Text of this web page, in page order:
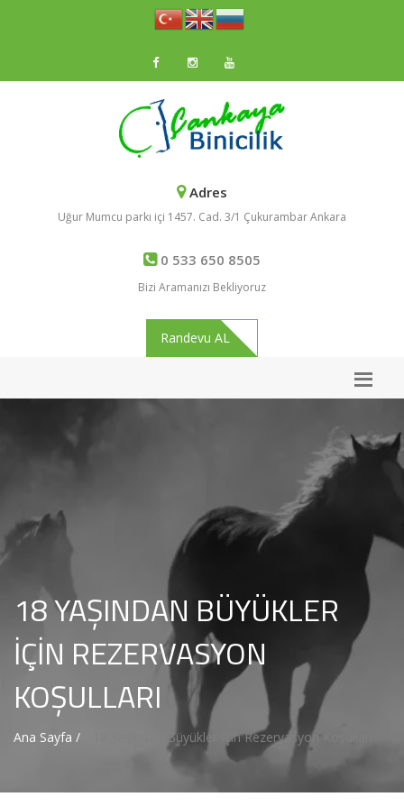
Adres
Uğur Mumcu parkı içi 1457. Cad. 3/1 Çukurambar Ankara
0 533 650 8505
Bizi Aramanızı Bekliyoruz
Randevu AL
18 YAŞINDAN BÜYÜKLER
İÇIN REZERVASYON
KOŞULLARI
Ana Sayfa / 18 Yaşından Büyükler İçin Rezervasyon Koşulları